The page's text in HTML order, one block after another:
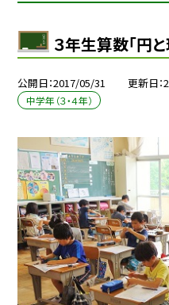
３年生算数「円と
公開日 2017/05/31 更新日
中学年（３・４年）